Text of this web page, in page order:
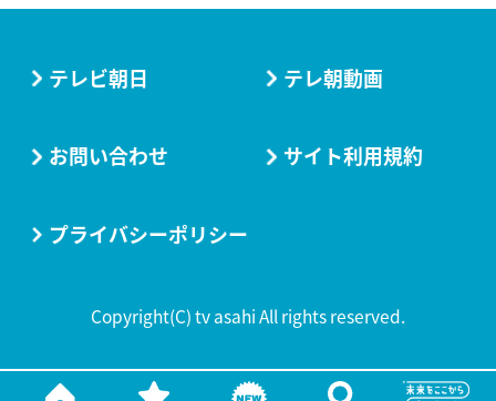
テレビ朝日 テレ朝動画
お問い合わせ サイト利用規約
プライバシーポリシー
Copyright(C) tv asahi All rights reserved.